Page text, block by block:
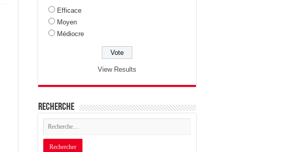
Efficace
Moyen
Médiocre
View Results
Recherche